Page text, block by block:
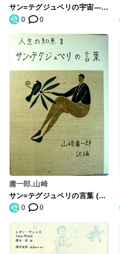
サン=テグジュペリの宇宙―
「星の王子さま」とともに消
えた詩人 (PHP新書)
0 0
庸一郎,山崎
サン=テグジュペリの言葉 (人
生の知恵)
0 0